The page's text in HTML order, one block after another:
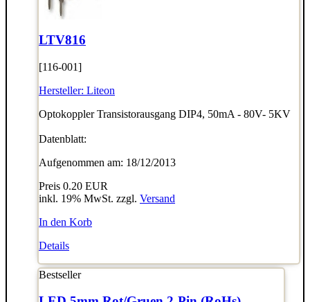
LTV816
[116-001]
Hersteller: Liteon
Optokoppler Transistorausgang DIP4, 50mA - 80V- 5KV
Datenblatt:
Aufgenommen am: 18/12/2013
Preis 0.20 EUR
inkl. 19% MwSt. zzgl. Versand
In den Korb
Details
Bestseller